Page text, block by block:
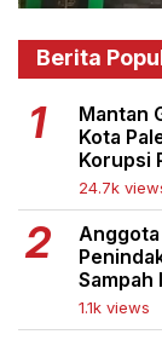
Berita
Mantan
Kota
Korupsi
24.7k
Anggota
Sampah
1.1k views